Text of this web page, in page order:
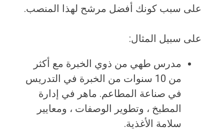
على سبب كونك أفضل مرشح لهذا المنصب.
على سبيل المثال:
مدرس طهي من ذوي الخبرة مع أكثر
من 10 سنوات من الخبرة في التدريس
في صناعة المطاعم. ماهر في إدارة
المطبخ ، وتطوير الوصفات ، ومعايير
سلامة الأغذية.